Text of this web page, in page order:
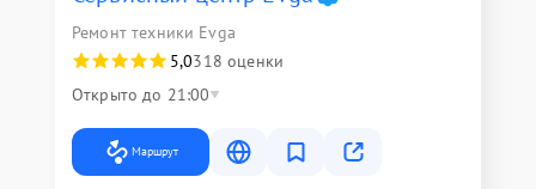
Ремонт техники Evga
5,0318 оценки
Открыто до 21:00
Маршрут